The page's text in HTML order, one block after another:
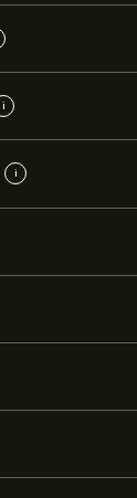
i
i